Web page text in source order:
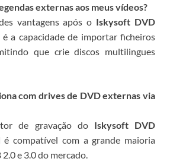
externas aos meus vídeos?
vantagens após o Iskysoft DVD
é a capacidade de importar ficheiros
que crie discos multilingues
com drives de DVD externas via
de gravação do Iskysoft DVD
é compatível com a grande maioria
e 3.0 do mercado.